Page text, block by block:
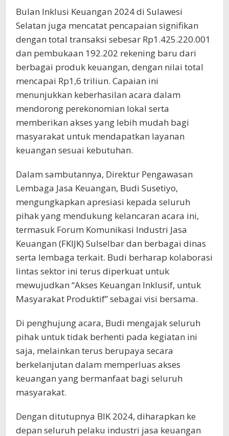
Bulan Inklusi Keuangan 2024 di Sulawesi
Selatan juga mencatat pencapaian signifikan
dengan total transaksi sebesar Rp1.425.220.001
dan pembukaan 192.202 rekening baru dari
berbagai produk keuangan, dengan nilai total
mencapai Rp1,6 triliun. Capaian ini
menunjukkan keberhasilan acara dalam
mendorong perekonomian lokal serta
memberikan akses yang lebih mudah bagi
masyarakat untuk mendapatkan layanan
keuangan sesuai kebutuhan.
Dalam sambutannya, Direktur Pengawasan
Lembaga Jasa Keuangan, Budi Susetiyo,
mengungkapkan apresiasi kepada seluruh
pihak yang mendukung kelancaran acara ini,
termasuk Forum Komunikasi Industri Jasa
Keuangan (FKIJK) Sulselbar dan berbagai dinas
serta lembaga terkait. Budi berharap kolaborasi
lintas sektor ini terus diperkuat untuk
mewujudkan “Akses Keuangan Inklusif, untuk
Masyarakat Produktif” sebagai visi bersama.
Di penghujung acara, Budi mengajak seluruh
pihak untuk tidak berhenti pada kegiatan ini
saja, melainkan terus berupaya secara
berkelanjutan dalam memperluas akses
keuangan yang bermanfaat bagi seluruh
masyarakat.
Dengan ditutupnya BIK 2024, diharapkan ke
depan seluruh pelaku industri jasa keuangan